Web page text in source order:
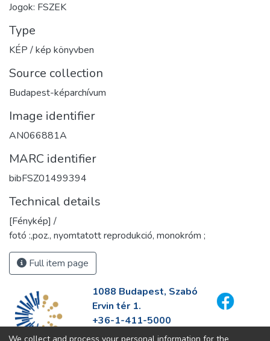
Jogok: FSZEK
Type
KÉP / kép könyvben
Source collection
Budapest-képarchívum
Image identifier
AN066881A
MARC identifier
bibFSZ01499394
Technical details
[Fénykép] /
fotó :,poz., nyomtatott reprodukció, monokróm ;
Full item page
1088 Budapest, Szabó
Ervin tér 1.
+36-1-411-5000
info@fszek.hu